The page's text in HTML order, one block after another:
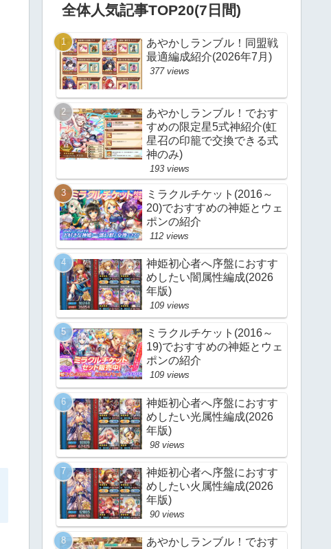
全体人気記事TOP20(7日間)
あやかしランブル！同盟戦
最適編成紹介(2026年7月)
377 views
あやかしランブル！でおす
すめの限定星5式神紹介(虹
星召の印籠で交換できる式
神のみ)
193 views
ミラクルチケット(2016～
20)でおすすめの神姫とウェ
ポンの紹介
112 views
神姫初心者へ序盤におすす
めしたい闇属性編成(2026
年版)
109 views
ミラクルチケット(2016～
19)でおすすめの神姫とウェ
ポンの紹介
109 views
神姫初心者へ序盤におすす
めしたい光属性編成(2026
年版)
98 views
神姫初心者へ序盤におすす
めしたい火属性編成(2026
年版)
90 views
あやかしランブル！でおす